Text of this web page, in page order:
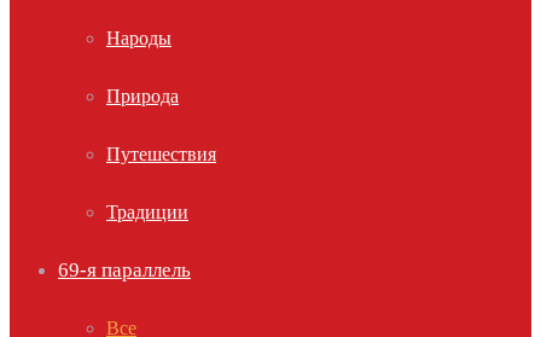
Народы
Природа
Путешествия
Традиции
69-я параллель
Все